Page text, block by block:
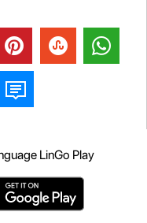
LinGo Play